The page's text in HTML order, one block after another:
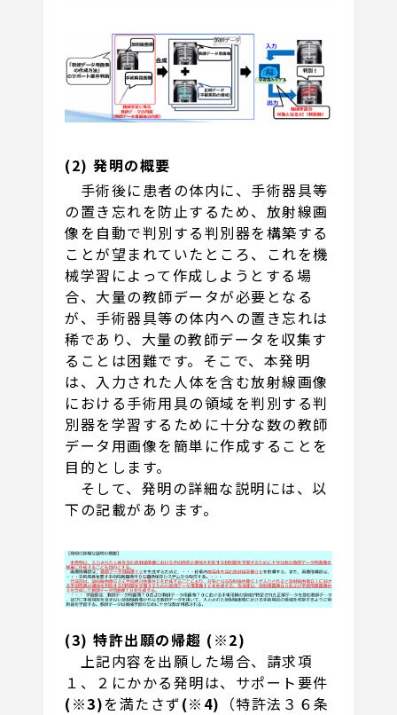
(2) 発明の概要
手術後に患者の体内に、手術器具等
の置き忘れを防止するため、放射線画
像を自動で判別する判別器を構築する
ことが望まれていたところ、これを機
械学習によって作成しようとする場
合、大量の教師データが必要となる
が、手術器具等の体内への置き忘れは
稀であり、大量の教師データを収集す
ることは困難です。そこで、本発明
は、入力された人体を含む放射線画像
における手術用具の領域を判別する判
別器を学習するために十分な数の教師
データ用画像を簡単に作成することを
目的とします。
そして、発明の詳細な説明には、以
下の記載があります。
(3) 特許出願の帰趨 (※2)
上記内容を出願した場合、請求項
１、２にかかる発明は、サポート要件
(※3)を満たさず(※4) （特許法３６条